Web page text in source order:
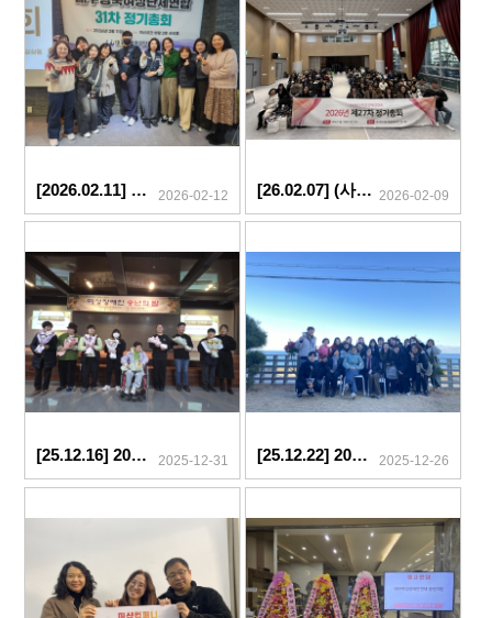
[2026.02.11] 대구경북여성단체연합 제31차 정기총회 참석 2026-02-12 [26.02.07] (사)대구여성장애인연대 2026년 제27차 정기총회 2026-02-09
[25.12.16] 2025년 장애인지역사회 자립지원 시범사업 홍보영상 - 가장 나다운 삶을 향한 첫걸음 2025-12-31 [25.12.22] 2025 하반기 활동가워크숍 2025-12-26